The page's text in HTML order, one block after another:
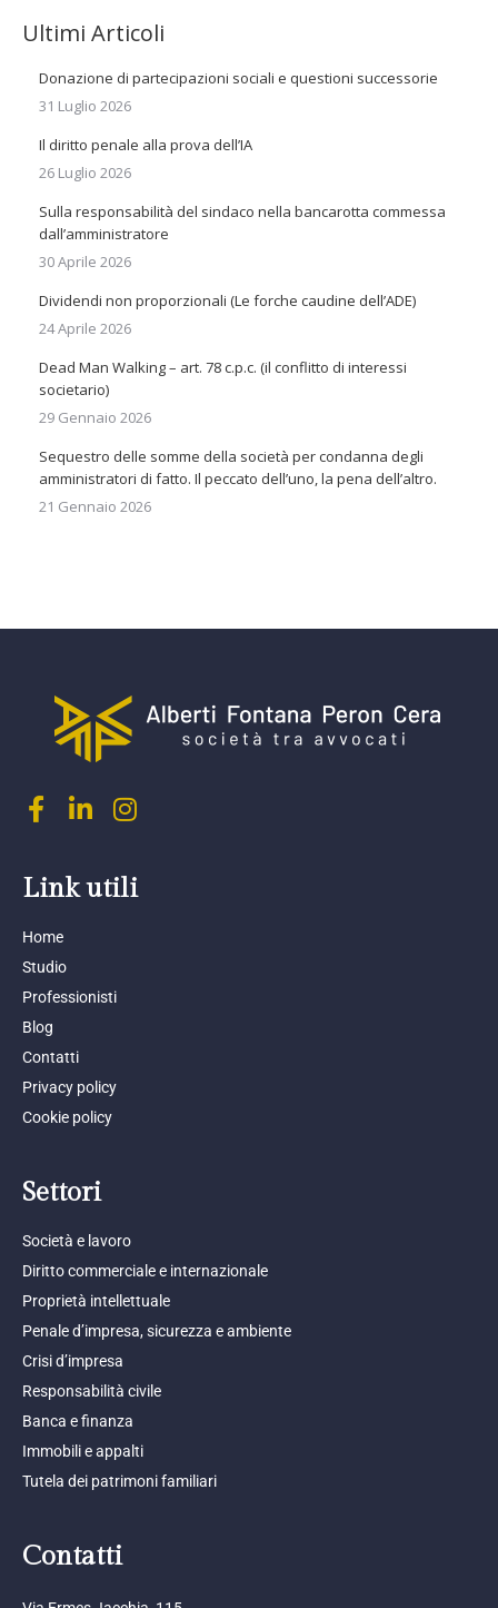
Ultimi Articoli
Donazione di partecipazioni sociali e questioni successorie
31 Luglio 2026
Il diritto penale alla prova dell’IA
26 Luglio 2026
Sulla responsabilità del sindaco nella bancarotta commessa
dall’amministratore
30 Aprile 2026
Dividendi non proporzionali (Le forche caudine dell’ADE)
24 Aprile 2026
Dead Man Walking – art. 78 c.p.c. (il conflitto di interessi
societario)
29 Gennaio 2026
Sequestro delle somme della società per condanna degli
amministratori di fatto. Il peccato dell’uno, la pena dell’altro.
21 Gennaio 2026
Link utili
Home
Studio
Professionisti
Blog
Contatti
Privacy policy
Cookie policy
Settori
Società e lavoro
Diritto commerciale e internazionale
Proprietà intellettuale
Penale d’impresa, sicurezza e ambiente
Crisi d’impresa
Responsabilità civile
Banca e finanza
Immobili e appalti
Tutela dei patrimoni familiari
Contatti